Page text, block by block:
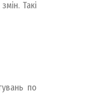
Такі
по